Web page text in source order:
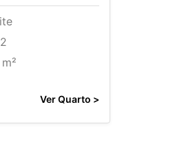
2
Ver Quarto >